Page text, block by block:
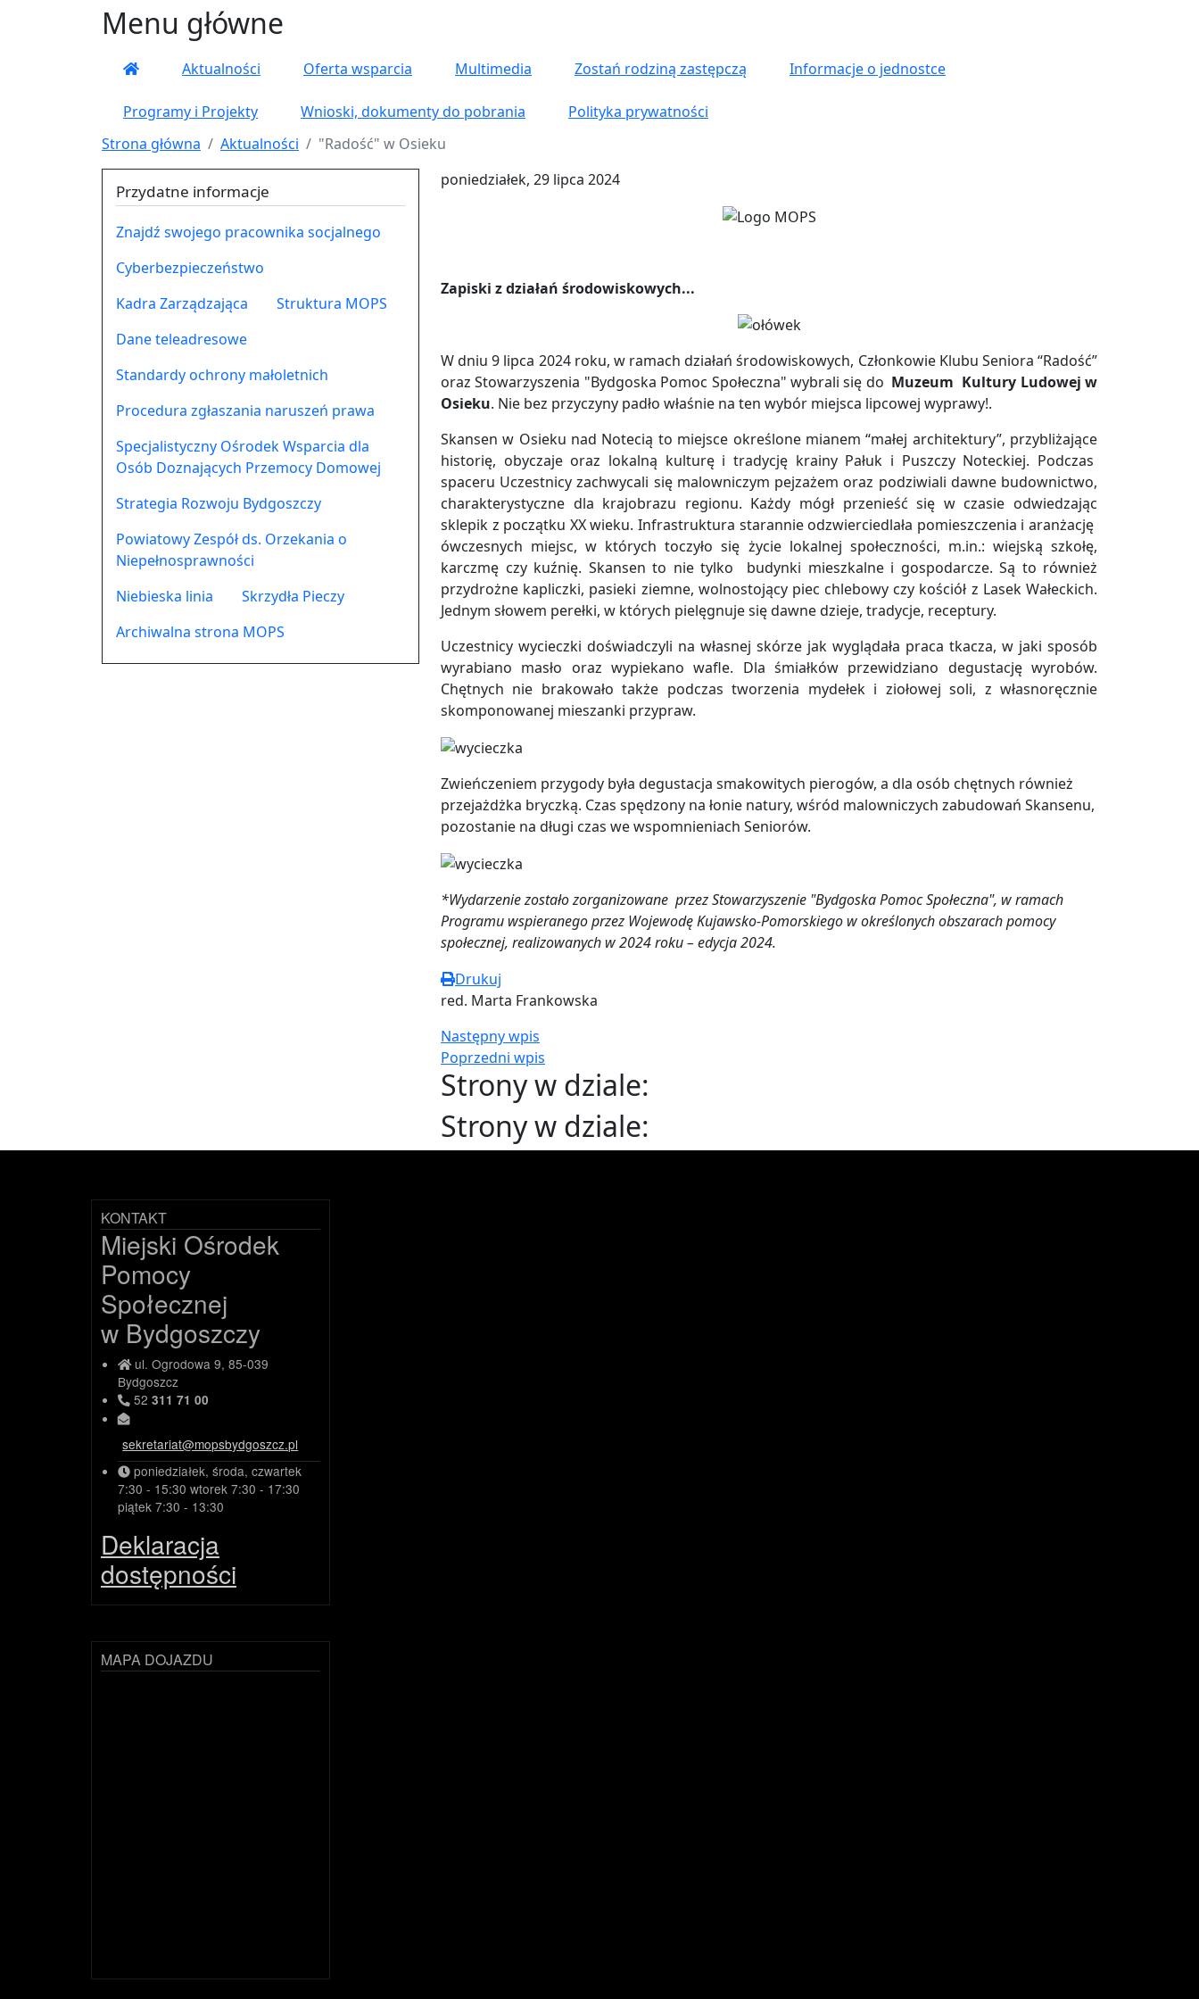
Menu główne
Aktualności Oferta wsparcia Multimedia Zostań rodziną zastępczą Informacje o jednostce
Programy i Projekty Wnioski, dokumenty do pobrania
Polityka prywatności
Strona główna
Aktualności
"Radość" w Osieku
poniedziałek, 29 lipca 2024
Zapiski z działań środowiskowych...
W dniu 9 lipca 2024 roku, w ramach działań środowiskowych, Członkowie Klubu Seniora “Radość”
oraz Stowarzyszenia "Bydgoska Pomoc Społeczna" wybrali się do Muzeum Kultury Ludowej w
Osieku. Nie bez przyczyny padło właśnie na ten wybór miejsca lipcowej wyprawy!.
Skansen w Osieku nad Notecią to miejsce określone mianem “małej architektury”, przybliżające
historię, obyczaje oraz lokalną kulturę i tradycję krainy Pałuk i Puszczy Noteckiej. Podczas
spaceru Uczestnicy zachwycali się malowniczym pejzażem oraz podziwiali dawne budownictwo,
charakterystyczne dla krajobrazu regionu. Każdy mógł przenieść się w czasie odwiedzając
sklepik z początku XX wieku. Infrastruktura starannie odzwierciedlała pomieszczenia i aranżację
ówczesnych miejsc, w których toczyło się życie lokalnej społeczności, m.in.: wiejską szkołę,
karczmę czy kuźnię. Skansen to nie tylko budynki mieszkalne i gospodarcze. Są to również
przydrożne kapliczki, pasieki ziemne, wolnostojący piec chlebowy czy kościół z Lasek Wałeckich.
Jednym słowem perełki, w których pielęgnuje się dawne dzieje, tradycje, receptury.
Uczestnicy wycieczki doświadczyli na własnej skórze jak wyglądała praca tkacza, w jaki sposób
wyrabiano masło oraz wypiekano wafle. Dla śmiałków przewidziano degustację wyrobów.
Chętnych nie brakowało także podczas tworzenia mydełek i ziołowej soli, z własnoręcznie
skomponowanej mieszanki przypraw.
Zwieńczeniem przygody była degustacja smakowitych pierogów, a dla osób chętnych również
przejażdżka bryczką. Czas spędzony na łonie natury, wśród malowniczych zabudowań Skansenu,
pozostanie na długi czas we wspomnieniach Seniorów.
*Wydarzenie zostało zorganizowane przez Stowarzyszenie "Bydgoska Pomoc Społeczna", w ramach
Programu wspieranego przez Wojewodę Kujawsko-Pomorskiego w określonych obszarach pomocy
społecznej, realizowanych w 2024 roku – edycja 2024.
Drukuj
red. Marta Frankowska
Następny wpis
Poprzedni wpis
Strony w dziale:
Strony w dziale:
Przydatne informacje
Znajdź swojego pracownika socjalnego
Cyberbezpieczeństwo
Kadra Zarządzająca
Struktura MOPS
Dane teleadresowe
Standardy ochrony małoletnich
Procedura zgłaszania naruszeń prawa
Specjalistyczny Ośrodek Wsparcia dla
Osób Doznających Przemocy Domowej
Strategia Rozwoju Bydgoszczy
Powiatowy Zespół ds. Orzekania o
Niepełnosprawności
Niebieska linia
Skrzydła Pieczy
Archiwalna strona MOPS
KONTAKT
Miejski Ośrodek
Pomocy
Społecznej
w Bydgoszczy
ul. Ogrodowa 9, 85-039
Bydgoszcz
52311 71 00
sekretariat@mopsbydgoszcz.pl
poniedziałek, środa, czwartek
7:30 - 15:30 wtorek 7:30 - 17:30
piątek 7:30 - 13:30
Deklaracja
dostępności
MAPA DOJAZDU